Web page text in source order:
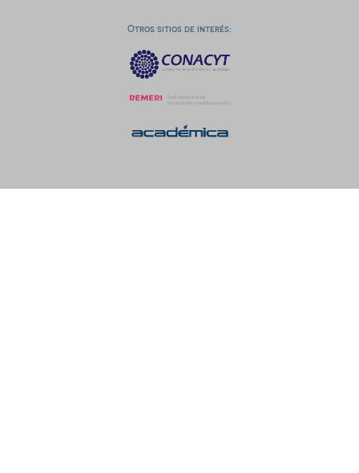
Otros sitios de interés: